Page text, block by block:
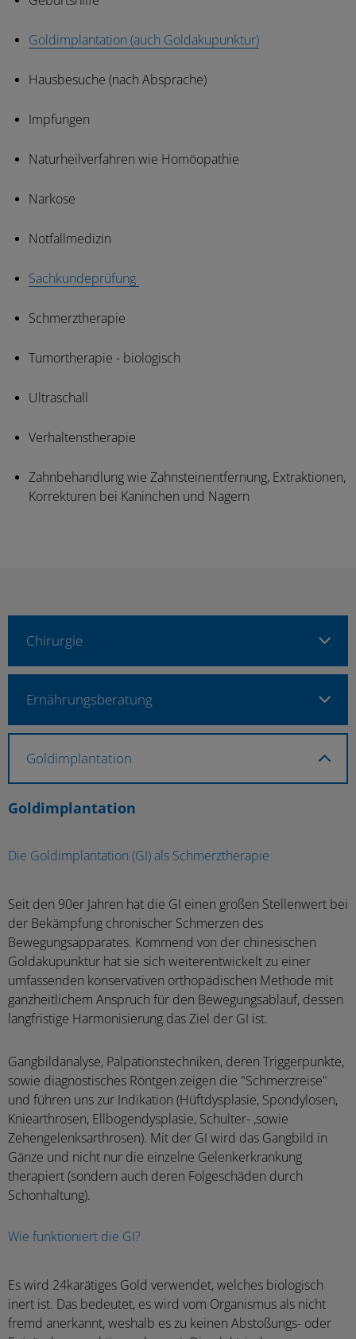
Goldimplantation (auch Goldakupunktur)
Hausbesuche (nach Absprache)
Impfungen
Naturheilverfahren wie Homöopathie
Narkose
Notfallmedizin
Sachkundeprüfung
Schmerztherapie
Tumortherapie - biologisch
Ultraschall
Verhaltenstherapie
Zahnbehandlung wie Zahnsteinentfernung, Extraktionen,
Korrekturen bei Kaninchen und Nagern
Chirurgie
Ernährungsberatung
Goldimplantation
Goldimplantation
Die Goldimplantation (GI) als Schmerztherapie
Seit den 90er Jahren hat die GI einen großen Stellenwert bei
der Bekämpfung chronischer Schmerzen des
Bewegungsapparates. Kommend von der chinesischen
Goldakupunktur hat sie sich weiterentwickelt zu einer
umfassenden konservativen orthopädischen Methode mit
ganzheitlichem Anspruch für den Bewegungsablauf, dessen
langfristige Harmonisierung das Ziel der GI ist.
Gangbildanalyse, Palpationstechniken, deren Triggerpunkte,
sowie diagnostisches Röntgen zeigen die "Schmerzreise"
und führen uns zur Indikation (Hüftdysplasie, Spondylosen,
Kniearthrosen, Ellbogendysplasie, Schulter- ,sowie
Zehengelenksarthrosen). Mit der GI wird das Gangbild in
Gänze und nicht nur die einzelne Gelenkerkrankung
therapiert (sondern auch deren Folgeschäden durch
Schonhaltung).
Wie funktioniert die GI?
Es wird 24karätiges Gold verwendet, welches biologisch
inert ist. Das bedeutet, es wird vom Organismus als nicht
fremd anerkannt, weshalb es zu keinen Abstoßungs- oder